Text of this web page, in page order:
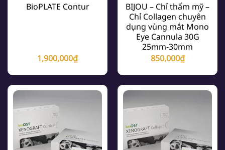
BioPLATE Contur
1,900,000₫
BIJOU – Chỉ thẩm mỹ –
Chỉ Collagen chuyên
dụng vùng mắt Mono
Eye Cannula 30G
25mm-30mm
850,000₫